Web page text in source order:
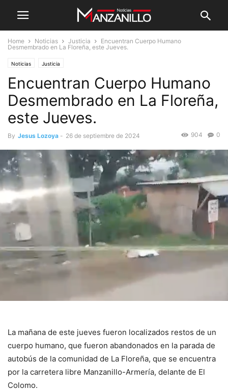
Home Noticias Justicia
Encuentran Cuerpo Humano
Desmembrado en La Floreña, este Jueves.
Noticias Justicia
Encuentran Cuerpo Humano
Desmembrado en La Floreña,
este Jueves.
By Jesus Lozoya - 26 de septiembre de 2024 0
904
La mañana de este jueves fueron localizados restos de un
cuerpo humano, que fueron abandonados en la parada de
autobús de la comunidad de La Floreña, que se encuentra
por la carretera libre Manzanillo-Armería, delante de El
Colomo.